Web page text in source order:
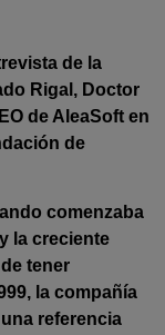
de la
Rigal, Doctor
de AleaSoft en
de
comenzaba
la creciente
tener
la compañía
referencia